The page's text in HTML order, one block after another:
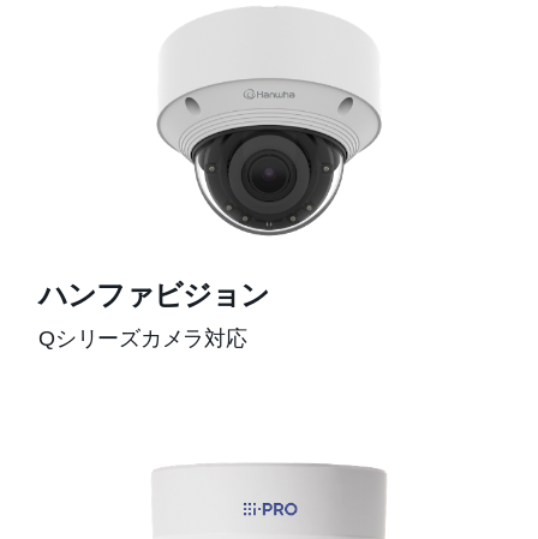
ハンファビジョン
Qシリーズカメラ対応